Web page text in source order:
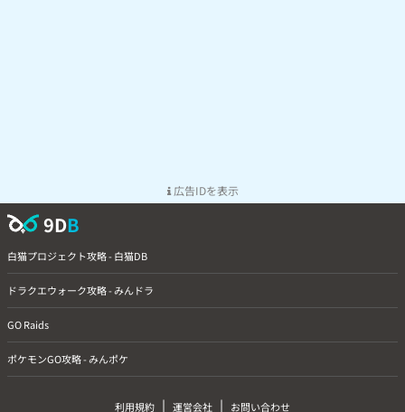
広告IDを表示
9DB
白猫プロジェクト攻略 - 白猫DB
ドラクエウォーク攻略 - みんドラ
GO Raids
ポケモンGO攻略 - みんポケ
利用規約 | 運営会社 | お問い合わせ